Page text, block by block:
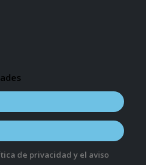
de privacidad y el aviso